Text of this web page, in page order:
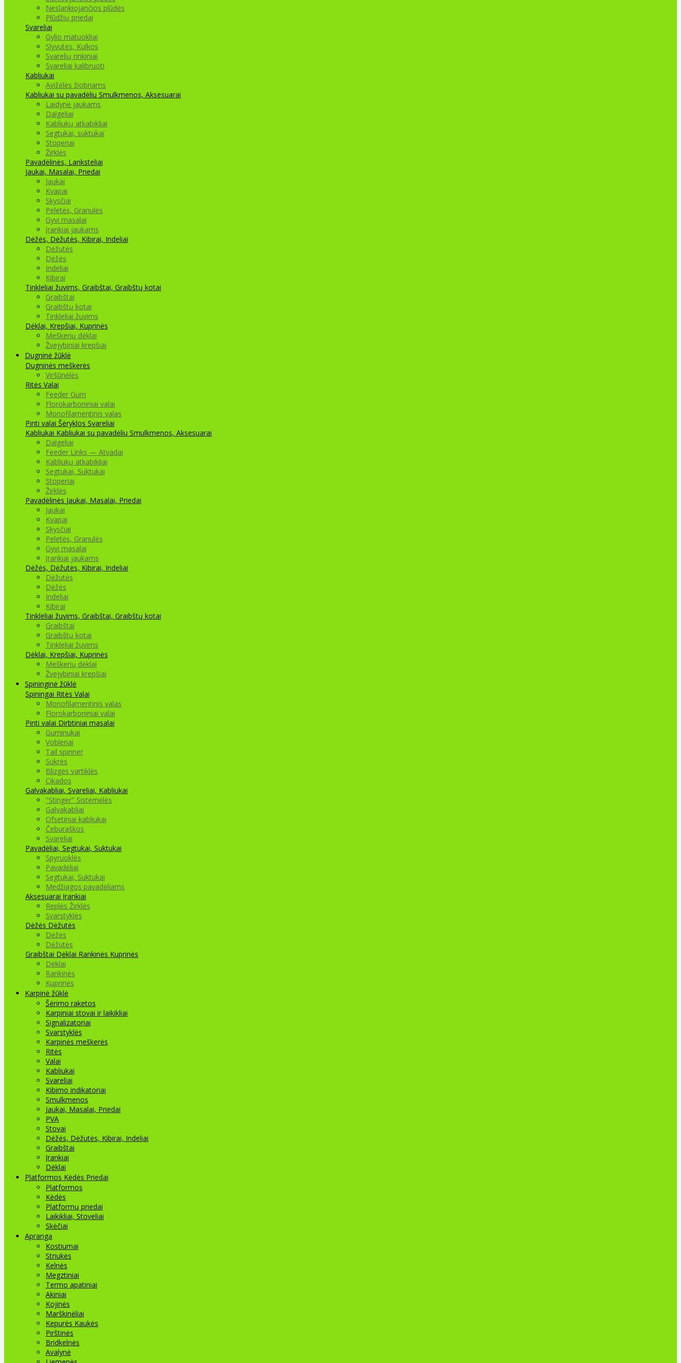
Neslankiojančios plūdės
Plūdžių priedai
Svareliai
Gylio matuokliai
Slyvutės, Kulkos
Svarelių rinkiniai
Svareliai kalibruoti
Kabliukai
Avižėlės žiobriams
Kabliukai su pavadėliu Smulkmenos, Aksesuarai
Laidynė jaukams
Dalgeliai
Kabliukų atkabikliai
Segtukai, suktukai
Stoperiai
Žirklės
Pavadėlinės, Lanksteliai
Jaukai, Masalai, Priedai
Jaukai
Kvapai
Skysčiai
Peletės, Granulės
Gyvi masalai
Įrankiai jaukams
Dėžės, Dėžutės, Kibirai, Indeliai
Dėžutės
Dėžės
Indeliai
Kibirai
Tinkleliai žuvims, Graibštai, Graibštų kotai
Graibštai
Graibštų kotai
Tinkleliai žuvims
Dėklai, Krepšiai, Kuprinės
Meškerių dėklai
Žvejybiniai krepšiai
Dugninė žūklė
Dugninės meškerės
Viršūnėlės
Ritės Valai
Feeder Gum
Florokarboniniai valai
Monofilamentinis valas
Pinti valai Šėryklos Svareliai
Kabliukai Kabliukai su pavadėliu Smulkmenos, Aksesuarai
Dalgeliai
Feeder Links — Atvadai
Kabliukų atkabikliai
Segtukai, Suktukai
Stoperiai
Žirklės
Pavadėlinės Jaukai, Masalai, Priedai
Jaukai
Kvapai
Skysčiai
Peletės, Granulės
Gyvi masalai
Įrankiai jaukams
Dėžės, Dėžutės, Kibirai, Indeliai
Dėžutės
Dėžės
Indeliai
Kibirai
Tinkleliai žuvims, Graibštai, Graibštų kotai
Graibštai
Graibštų kotai
Tinkleliai žuvims
Dėklai, Krepšiai, Kuprinės
Meškerių dėklai
Žvejybiniai krepšiai
Spininginė žūklė
Spiningai Ritės Valai
Monofilamentinis valas
Florokarboniniai valai
Pinti valai Dirbtiniai masalai
Guminukai
Vobleriai
Tail spinner
Sukrės
Blizgės vartiklės
Cikados
Galvakabliai, Svareliai, Kabliukai
"Stinger" Sistemėlės
Galvakabliai
Ofsetiniai kabliukai
Čeburaškos
Svareliai
Pavadėliai, Segtukai, Suktukai
Spyruoklės
Pavadėliai
Segtukai, Suktukai
Medžiagos pavadėliams
Aksesuarai Įrankiai
Replės Žirklės
Svarstyklės
Dėžės Dėžutės
Dėžės
Dėžutės
Graibštai Dėklai Rankinės Kuprinės
Dėklai
Rankinės
Kuprinės
Karpinė žūklė
Šėrimo raketos
Karpiniai stovai ir laikikliai
Signalizatoriai
Svarstyklės
Karpinės meškerės
Ritės
Valai
Kabliukai
Svareliai
Kibimo indikatoriai
Smulkmenos
Jaukai, Masalai, Priedai
PVA
Stovai
Dėžės, Dėžutės, Kibirai, Indeliai
Graibštai
Įrankiai
Dėklai
Platformos Kėdės Priedai
Platformos
Kėdės
Platformų priedai
Laikikliai, Stoveliai
Skėčiai
Apranga
Kostiumai
Striukės
Kelnės
Megztiniai
Termo apatiniai
Akiniai
Kojinės
Marškinėliai
Kepurės Kaukės
Pirštinės
Bridkelnės
Avalynė